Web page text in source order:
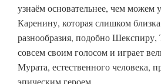
узнаём основательнее, чем можем
Каренину, которая слишком
разнообразия, подобно Шекспиру,
совсем своим голосом и играет
Мурата, естественного человека,
эпическим героем.